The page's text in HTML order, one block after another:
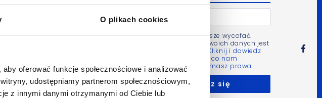
O plikach cookies
oferować funkcje społecznościowe i analizować
udostępniamy partnerom społecznościowym,
z innymi danymi otrzymanymi od Ciebie lub
Zgodę możesz zawsze wycofać.
Administratorem Twoich danych jest
Kliknij i dowiedz
się więcej m.in. po co nam
Twoje dane i jakie masz prawa.